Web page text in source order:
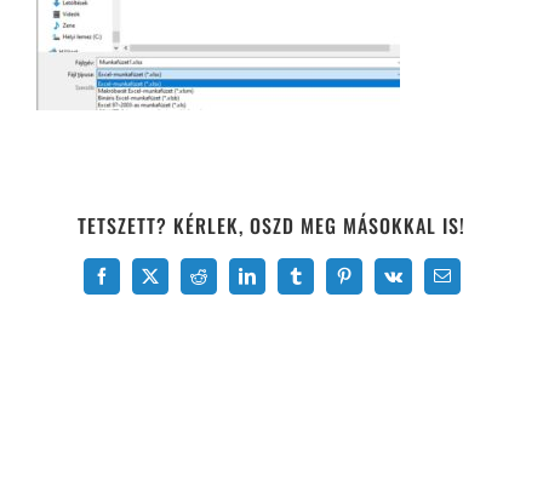
TETSZETT? KÉRLEK, OSZD MEG MÁSOKKAL IS!
Facebook
X Reddit LinkedInTumblrPinterest
Vk Email: